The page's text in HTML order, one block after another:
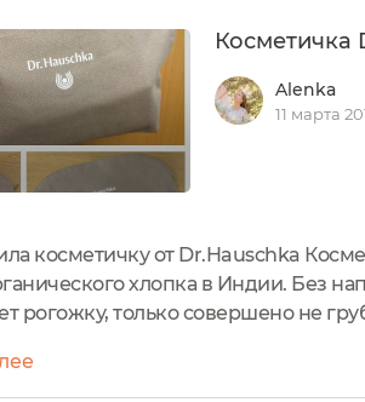
Косметичка
Alenka
11 марта
косметичку от Dr.Hauschka
хлопка в Индии. Без
рогожку, только совершено не
очень много...